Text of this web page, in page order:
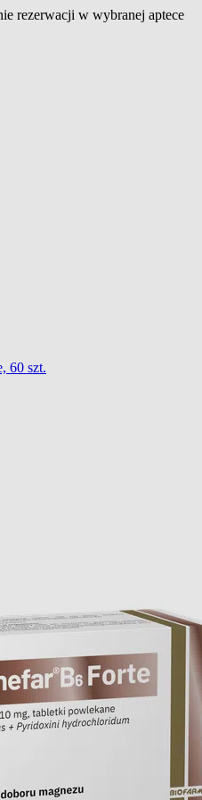
rezerwacji w wybranej aptece
60 szt.